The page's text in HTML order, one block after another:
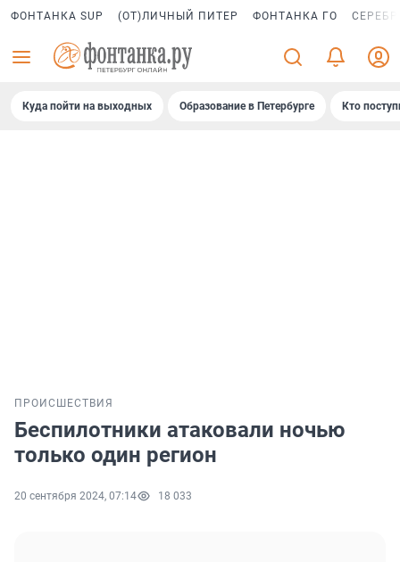
ФОНТАНКА SUP (ОТ)ЛИЧНЫЙ ПИТЕР ФОНТАНКА ГО
Куда пойти на выходных Образование в Петербурге Кто
ПРОИСШЕСТВИЯ
Беспилотники атаковали ночью
только один регион
20 сентября 2024, 07:14 18 033